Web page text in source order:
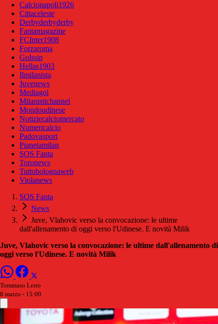
Calcionapoli1926
Cittaceleste
Derbyderbyderby
Fantamagazine
FCInter1908
Forzaroma
Golssip
Hellas1903
Ilmilanista
Juvenews
Mediagol
Milanistichannel
Mondoudinese
Notiziecalciomercato
Numericalcio
Padovasport
Pianetamilan
SOS Fanta
Toronews
Tuttobolognaweb
Violanews
SOS Fanta
News
Juve, Vlahovic verso la convocazione: le ultime
dall'allenamento di oggi verso l'Udinese. E novità Milik
Juve, Vlahovic verso la convocazione: le ultime dall'allenamento di
oggi verso l'Udinese. E novità Milik
Tommaso Lerro
8 marzo - 15:00